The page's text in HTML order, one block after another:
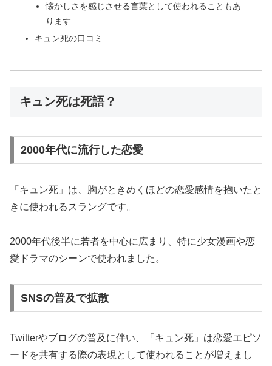
懐かしさを感じさせる言葉として使われることもあ
ります
キュン死の口コミ
キュン死は死語？
2000年代に流行した恋愛
「キュン死」は、胸がときめくほどの恋愛感情を抱いたと
きに使われるスラングです。
2000年代後半に若者を中心に広まり、特に少女漫画や恋
愛ドラマのシーンで使われました。
SNSの普及で拡散
Twitterやブログの普及に伴い、「キュン死」は恋愛エピソ
ードを共有する際の表現として使われることが増えまし